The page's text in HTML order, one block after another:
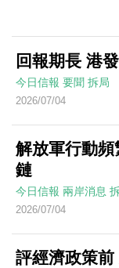
回報期長 港
今日信報 要聞 拆局
2026/07/04
解放軍行動
鏈
今日信報 兩岸消息
2026/07/04
評經濟政策